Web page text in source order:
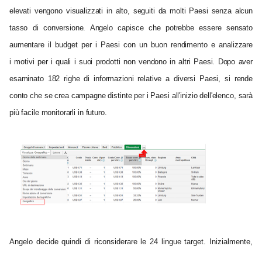
elevati vengono visualizzati in alto, seguiti da molti Paesi senza alcun
tasso di conversione. Angelo capisce che potrebbe essere sensato
aumentare il budget per i Paesi con un buon rendimento e analizzare
i motivi per i quali i suoi prodotti non vendono in altri Paesi. Dopo aver
esaminato 182 righe di informazioni relative a diversi Paesi, si rende
conto che se crea campagne distinte per i Paesi all'inizio dell'elenco, sarà
più facile monitorarli in futuro.
Angelo decide quindi di riconsiderare le 24 lingue target. Inizialmente,